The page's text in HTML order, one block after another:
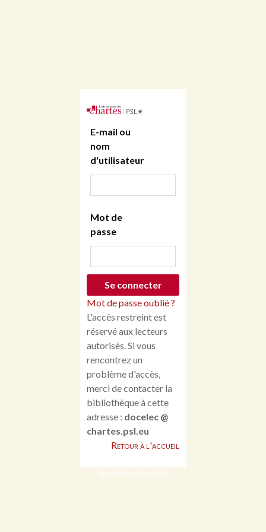
E-mail ou
nom
d'utilisateur
Mot de
passe
Mot de passe oublié ?
L'accès restreint est
réservé aux lecteurs
autorisés. Si vous
rencontrez un
problème d'accès,
merci de contacter la
bibliothèque à cette
adresse : docelec @
chartes.psl.eu
Retour à l'accueil
Propulsé par Omeka S